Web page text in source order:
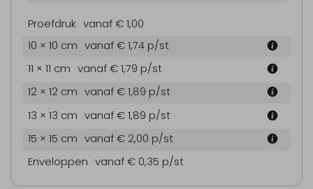
Proefdruk vanaf € 1,00
10 × 10 cm vanaf € 1,74 p/st
11 × 11 cm vanaf € 1,79 p/st
12 × 12 cm vanaf € 1,89 p/st
13 × 13 cm vanaf € 1,89 p/st
15 × 15 cm vanaf € 2,00 p/st
Enveloppen vanaf € 0,35 p/st